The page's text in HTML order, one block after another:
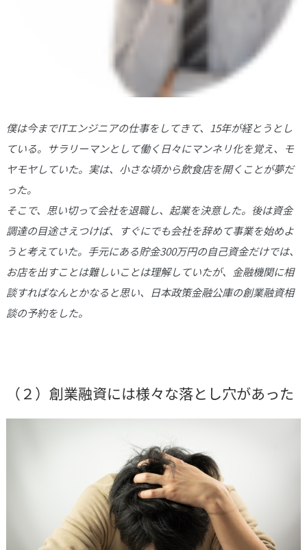
僕は今までITエンジニアの仕事をしてきて、15年が経とうとし
ている。サラリーマンとして働く日々にマンネリ化を覚え、モ
ヤモヤしていた。実は、小さな頃から飲食店を開くことが夢だ
った。
そこで、思い切って会社を退職し、起業を決意した。後は資金
調達の目途さえつけば、すぐにでも会社を辞めて事業を始めよ
うと考えていた。手元にある貯金300万円の自己資金だけでは、
お店を出すことは難しいことは理解していたが、金融機関に相
談すればなんとかなると思い、日本政策金融公庫の創業融資相
談の予約をした。
（２）創業融資には様々な落とし穴があった